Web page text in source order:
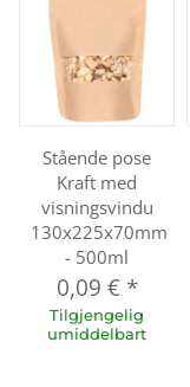
Stående pose
Kraft med
visningsvindu
130x225x70mm
- 500ml
0,09 € *
Tilgjengelig
umiddelbart